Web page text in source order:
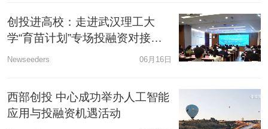
创投进高校：走进武汉理工大
学“育苗计划”专场投融资对接会
成功举办
Newseeders 06月16日
西部创投 中心成功举办人工智能
应用与投融资机遇活动